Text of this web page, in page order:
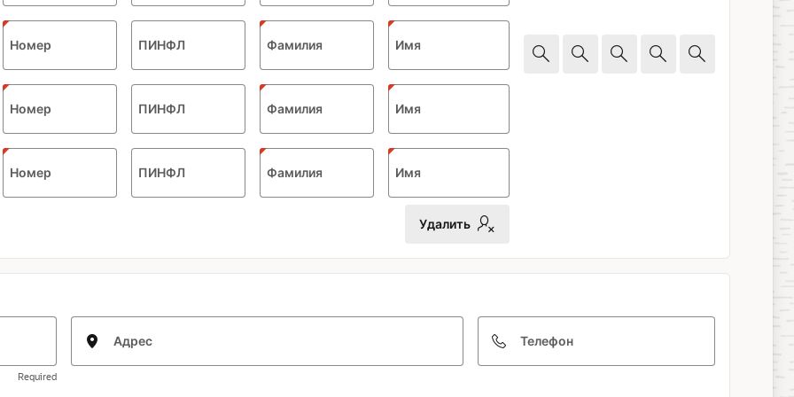
Номер ПИНФЛ Фамилия Имя
Номер ПИНФЛ Фамилия Имя
Номер ПИНФЛ Фамилия Имя
Удалить
Required
Адрес Телефон